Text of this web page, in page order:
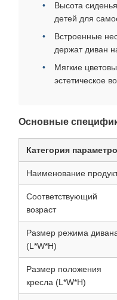
Высота
детей для
Встроенные
держат диван
Мягкие
эстетическое
Основные
Категория
Наименование
Соответствующий
возраст
Размер режима
(L*W*H)
Размер положения
кресла (L*W*H)